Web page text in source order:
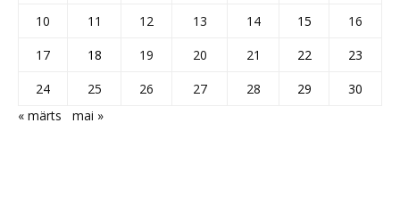
10
11 12 13 14 15
16
17
18 19 20 21 22
23
24
25 26 27 28 29
30
« märts
mai »